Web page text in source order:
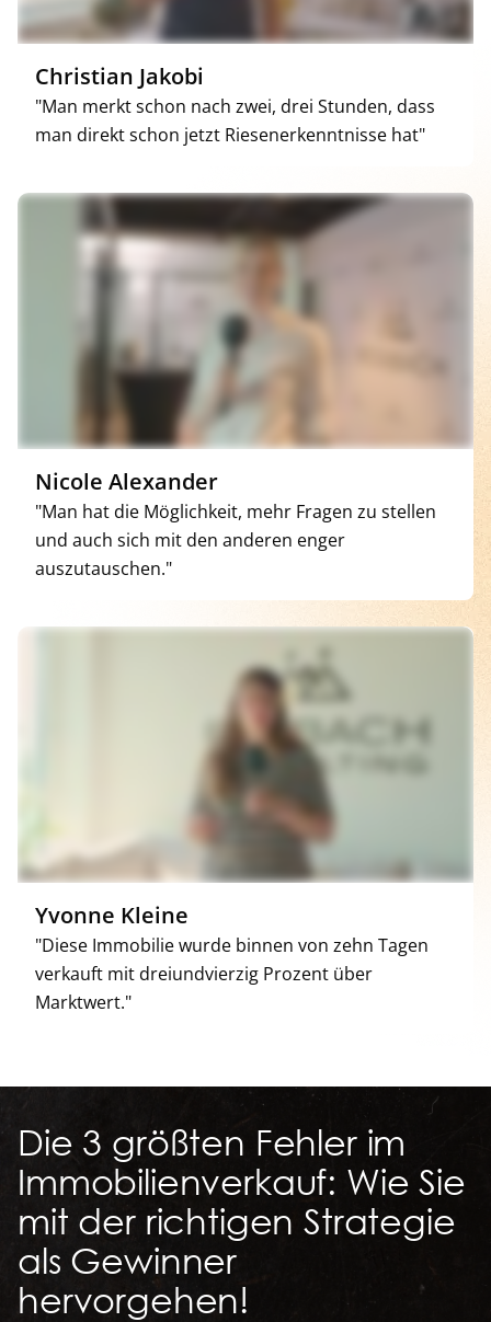
Christian Jakobi
"Man merkt schon nach zwei, drei Stunden, dass
man direkt schon jetzt Riesenerkenntnisse hat"
Nicole Alexander
"Man hat die Möglichkeit, mehr Fragen zu stellen
und auch sich mit den anderen enger
auszutauschen."
Yvonne Kleine
"Diese Immobilie wurde binnen von zehn Tagen
verkauft mit dreiundvierzig Prozent über
Marktwert."
Die 3 größten Fehler im
Immobilienverkauf: Wie Sie
mit der richtigen Strategie
als Gewinner
hervorgehen!